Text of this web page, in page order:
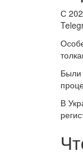
С
Были
В